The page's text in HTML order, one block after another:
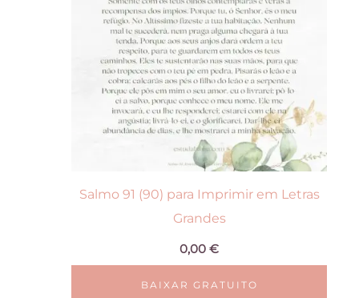
Salmo 91 (90) para Imprimir em Letras
Grandes
0,00€
BAIXAR GRATUITO